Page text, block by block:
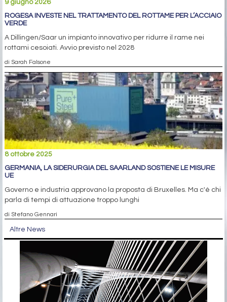
9 giugno 2026
ROGESA INVESTE NEL TRATTAMENTO DEL ROTTAME PER L’ACCIAIO
VERDE
A Dillingen/Saar un impianto innovativo per ridurre il rame nei
rottami cesoiati. Avvio previsto nel 2028
di Sarah Falsone
8 ottobre 2025
GERMANIA, LA SIDERURGIA DEL SAARLAND SOSTIENE LE MISURE
UE
Governo e industria approvano la proposta di Bruxelles. Ma c'è chi
parla di tempi di attuazione troppo lunghi
di Stefano Gennari
Altre News